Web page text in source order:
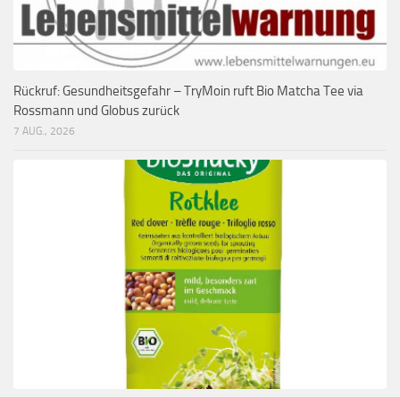
Rückruf: Gesundheitsgefahr – TryMoin ruft Bio Matcha Tee via
Rossmann und Globus zurück
7 AUG., 2026